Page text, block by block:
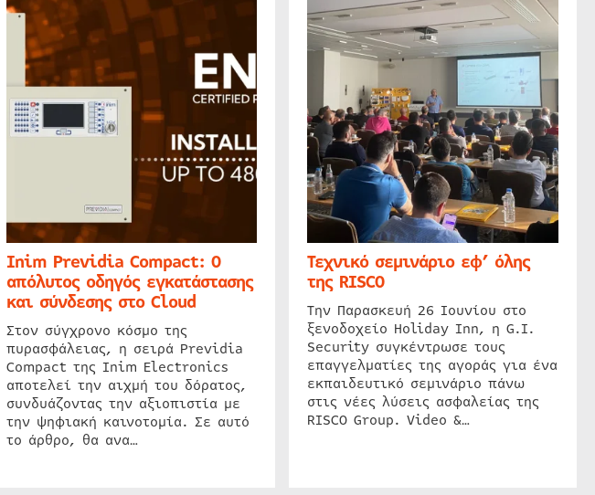
Inim Previdia Compact: Ο
απόλυτος οδηγός εγκατάστασης
και σύνδεσης στο Cloud
Στον σύγχρονο κόσμο της
πυρασφάλειας, η σειρά Previdia
Compact της Inim Electronics
αποτελεί την αιχμή του δόρατος,
συνδυάζοντας την αξιοπιστία με
την ψηφιακή καινοτομία. Σε αυτό
το άρθρο, θα ανα…
Τεχνικό σεμινάριο εφ’ όλης
της RISCO
Την Παρασκευή 26 Ιουνίου στο
ξενοδοχείο Holiday Inn, η G.I.
Security συγκέντρωσε τους
επαγγελματίες της αγοράς για ένα
εκπαιδευτικό σεμινάριο πάνω
στις νέες λύσεις ασφαλείας της
RISCO Group. Video &…